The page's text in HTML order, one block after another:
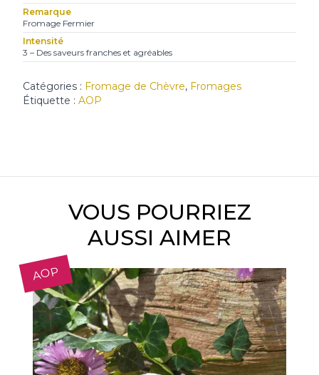
Remarque
Fromage Fermier
Intensité
3 – Des saveurs franches et agréables
Catégories : Fromage de Chèvre, Fromages
Étiquette : AOP
VOUS POURRIEZ
AUSSI AIMER
AOP